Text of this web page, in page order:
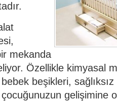
mekanda
Özellikle kimyasal
beşikleri,
çocuğunuzun gelişimine